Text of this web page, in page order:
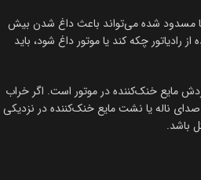
یا مسدود شده می‌تواند باعث داغ شدن بیش
رادیاتور چکه کند یا موتور داغ شود، باید
مایع خنک‌کننده در موتور است. اگر خراب
ناله یا نشت مایع خنک‌کننده در نزدیکی
باشد.